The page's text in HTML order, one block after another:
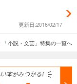
更新日:2016/02/17
「小説・文芸」特集の一覧へ